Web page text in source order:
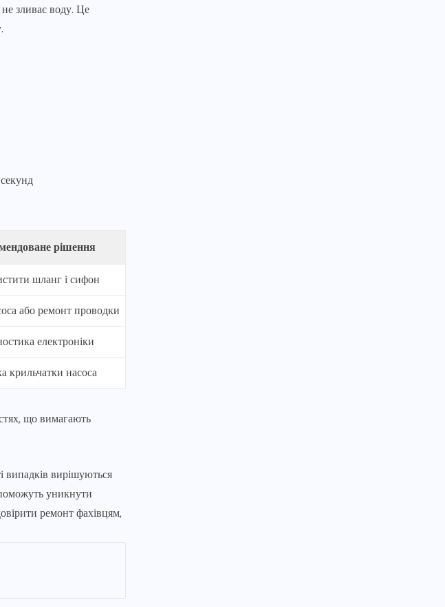
зливає воду. Це
рішення
шланг і сифон
або ремонт проводки
електроніки
крильчатки насоса
що вимагають
вирішуються
уникнути
ремонт фахівцям,